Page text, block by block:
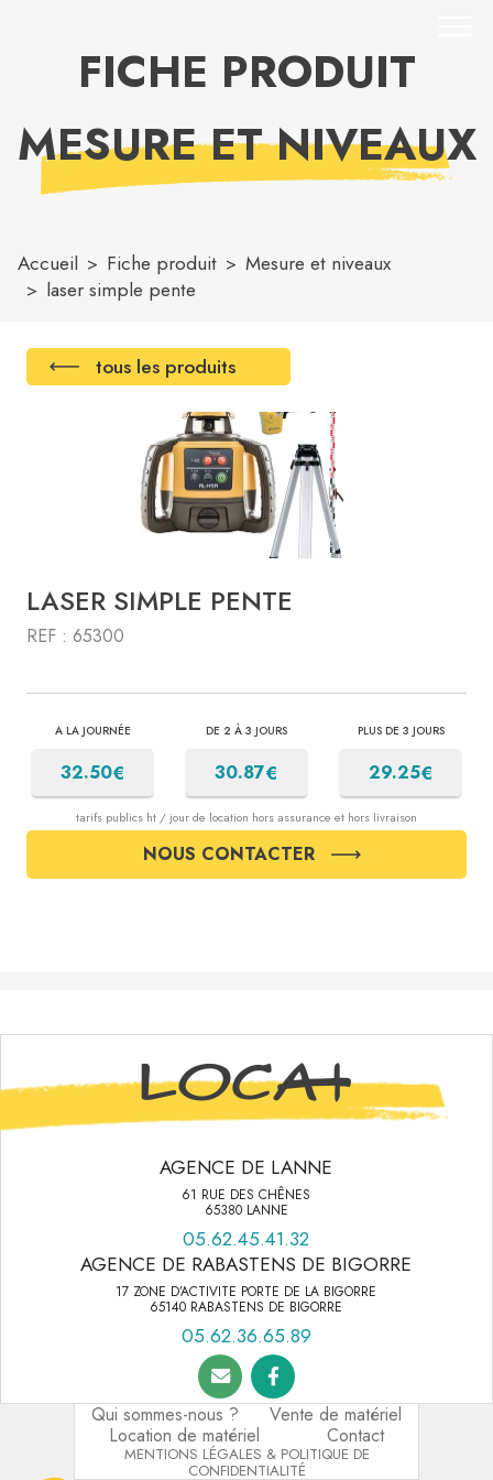
FICHE PRODUIT
MESURE ET NIVEAUX
Accueil Fiche produit
Mesure et niveaux
laser simple pente
tous les produits
LASER SIMPLE PENTE
REF : 65300
A LA JOURNÉE
32.50€
DE 2 À 3 JOURS
30.87€
PLUS DE 3 JOURS
29.25€
tarifs publics ht / jour de location hors assurance et hors livraison
NOUS CONTACTER
AGENCE DE LANNE
61 RUE DES CHÊNES
65380 LANNE
05.62.45.41.32
AGENCE DE RABASTENS DE BIGORRE
17 ZONE D’ACTIVITE PORTE DE LA BIGORRE
65140 RABASTENS DE BIGORRE
05.62.36.65.89
Qui sommes-nous ?
Vente de matériel
Location de matériel
Contact
MENTIONS LÉGALES & POLITIQUE DE
CONFIDENTIALITÉ